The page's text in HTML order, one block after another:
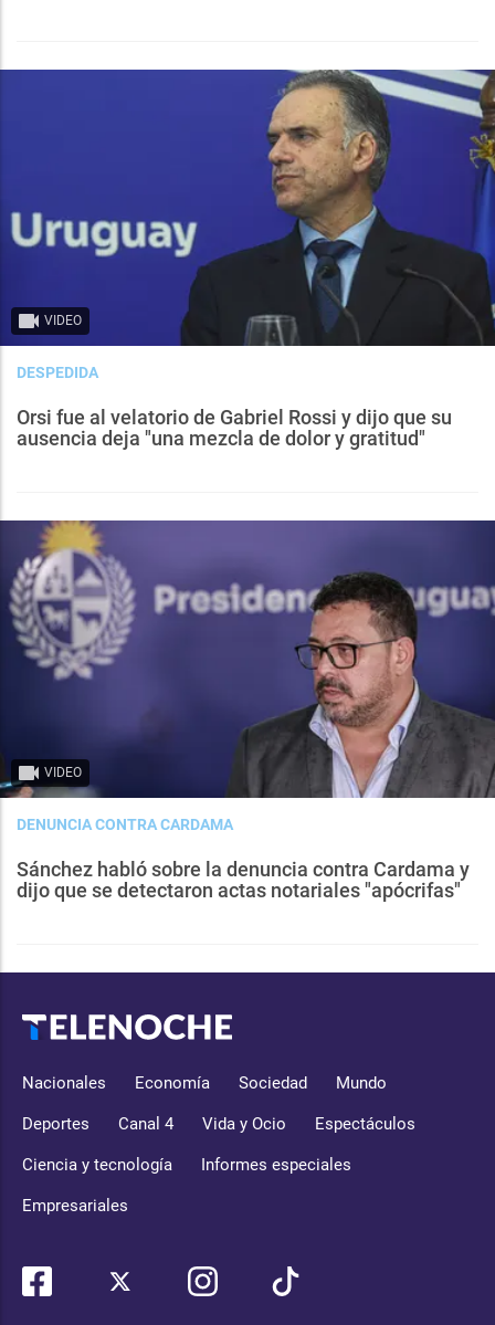
VIDEO
DESPEDIDA
Orsi fue al velatorio de Gabriel Rossi y dijo que su
ausencia deja "una mezcla de dolor y gratitud"
VIDEO
DENUNCIA CONTRA CARDAMA
Sánchez habló sobre la denuncia contra Cardama y
dijo que se detectaron actas notariales "apócrifas"
Nacionales Economía Sociedad Mundo
Deportes Canal 4 Vida y Ocio Espectáculos
Ciencia y tecnología Informes especiales
Empresariales